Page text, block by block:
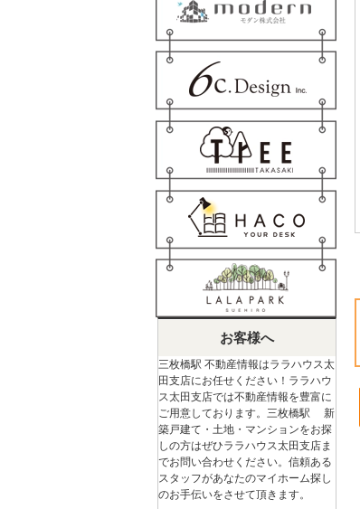
お客様へ
三枚橋駅 不動産情報はララハウス太
田支店にお任せください！ララハウ
ス太田支店では不動産情報を豊富に
ご用意しております。三枚橋駅 新
築戸建て・土地・マンションをお探
しの方はぜひララハウス太田支店ま
でお問い合わせください。信頼ある
スタッフがあなたのマイホーム探し
のお手伝いをさせて頂きます。